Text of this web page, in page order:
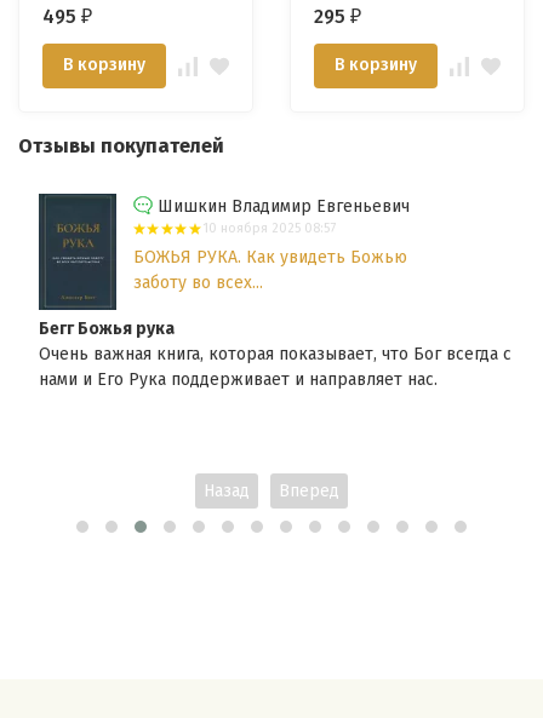
495 ₽
В корзину
295 ₽
В корзину
Отзывы покупателей
Шишкин Владимир Евгеньевич
10 ноября 2025 08:57
БОЖЬЯ РУКА. Как увидеть Божью
заботу во всех...
Бегг Божья рука
Очень важная книга, которая показывает, что Бог всегда с
нами и Его Рука поддерживает и направляет нас.
Назад Вперед